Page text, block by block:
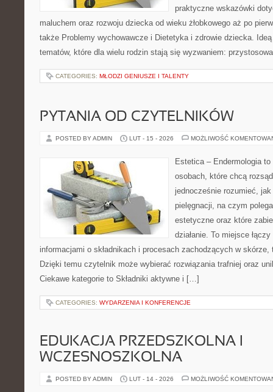
praktyczne wskazówki
maluchem oraz rozwoju dziecka od wieku żłobkowego aż po
także Problemy wychowawcze i Dietetyka i zdrowie dziecka.
tematów, które dla wielu rodzin stają się wyzwaniem:
CATEGORIES: MŁODZI GENIUSZE I TALENTY
PYTANIA OD CZYTELNIKÓW
POSTED BY ADMIN LUT - 15 - 2026 MOŻLIWOŚĆ
Estetica – Endermologia
osobach, które chcą
jednocześnie rozumieć, jak
pielęgnacji, na czym
estetyczne oraz które
działanie. To miejsce
informacjami o składnikach i procesach zachodzących w
Dzięki temu czytelnik może wybierać rozwiązania trafniej oraz
Ciekawe kategorie to Składniki aktywne i […]
CATEGORIES: WYDARZENIA I KONFERENCJE
EDUKACJA PRZEDSZKOLNA I
WCZESNOSZKOLNA
POSTED BY ADMIN LUT - 14 - 2026 MOŻLIWOŚĆ